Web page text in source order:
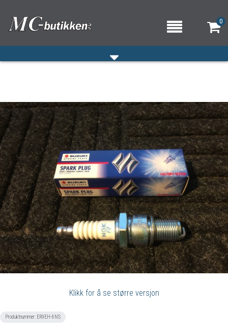
0
HJEM
VERKSTED
OM OSS/ÅPNINGSTIDER
KONTAKT OSS
Klikk for å se større versjon
Produktnummer: ER9EH-6NS